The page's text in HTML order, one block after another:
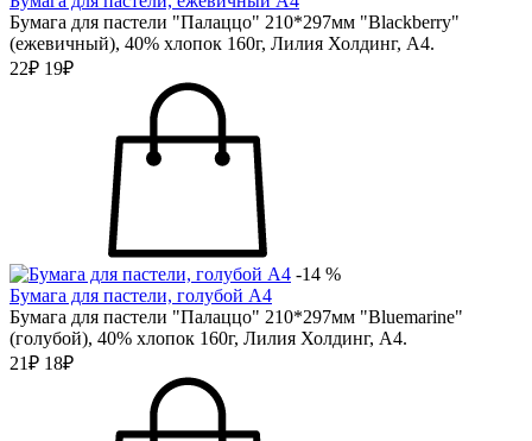
Бумага для пастели "Палаццо" 210*297мм "Blackberry"
(ежевичный), 40% хлопок 160г, Лилия Холдинг, А4.
22₽ 19₽
-14 %
Бумага для пастели, голубой А4
Бумага для пастели "Палаццо" 210*297мм "Bluemarine"
(голубой), 40% хлопок 160г, Лилия Холдинг, А4.
21₽ 18₽